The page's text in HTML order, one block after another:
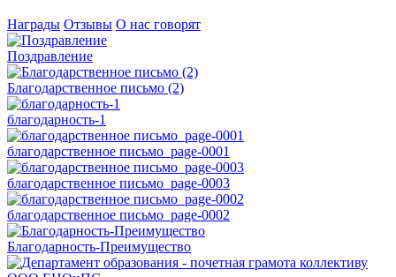
Награды Отзывы О нас говорят
Поздравление
Благодарственное письмо (2)
благодарность-1
благодарственное письмо_page-0001
благодарственное письмо_page-0003
благодарственное письмо_page-0002
Благодарность-Преимущество